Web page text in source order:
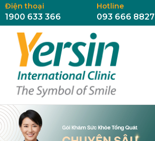
Điện thoại
1900 633 366
Hotline
093 666 8827